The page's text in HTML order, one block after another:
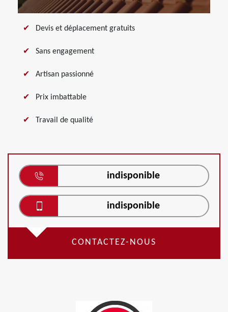
Devis et déplacement gratuits
Sans engagement
Artisan passionné
Prix imbattable
Travail de qualité
indisponible
indisponible
CONTACTEZ-NOUS